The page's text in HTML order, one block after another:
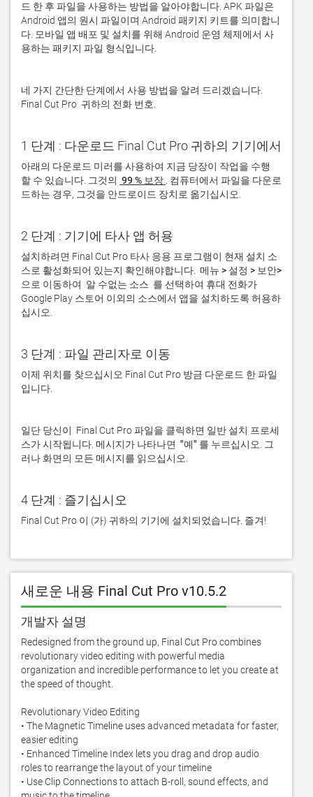
드 한 후 파일을 사용하는 방법을 알아야합니다. APK 파일은
Android 앱의 원시 파일이며 Android 패키지 키트를 의미합니
다. 모바일 앱 배포 및 설치를 위해 Android 운영 체제에서 사
용하는 패키지 파일 형식입니다.
네 가지 간단한 단계에서 사용 방법을 알려 드리겠습니다.
Final Cut Pro  귀하의 전화 번호.
1 단계 : 다운로드 Final Cut Pro 귀하의 기기에서
아래의 다운로드 미러를 사용하여 지금 당장이 작업을 수행
할 수 있습니다. 그것의 99 % 보장
. 컴퓨터에서 파일을 다운로
드하는 경우, 그것을 안드로이드 장치로 옮기십시오.
2 단계 : 기기에 타사 앱 허용
설치하려면 Final Cut Pro 타사 응용 프로그램이 현재 설치 소
스로 활성화되어 있는지 확인해야합니다.
으로 이동하여 알 수없는 소스 를 선택하여 휴대 전화가
Google Play 스토어 이외의 소스에서 앱을 설치하도록 허용하
십시오.
3 단계 : 파일 관리자로 이동
이제 위치를 찾으십시오 Final Cut Pro 방금 다운로드 한 파일
입니다.
일단 당신이  Final Cut Pro 파일을 클릭하면 일반 설치 프로세
스가 시작됩니다. 메시지가 나타나면 "예" 를 누르십시오. 그
러나 화면의 모든 메시지를 읽으십시오.
4 단계 : 즐기십시오
Final Cut Pro 이 (가) 귀하의 기기에 설치되었습니다. 즐겨!
새로운 내용 Final Cut Pro v10.5.2
개발자 설명
Redesigned from the ground up, Final Cut Pro combines
revolutionary video editing with powerful media
organization and incredible performance to let you create at
the speed of thought.
Revolutionary Video Editing
• The Magnetic Timeline uses advanced metadata for faster,
easier editing
• Enhanced Timeline Index lets you drag and drop audio
roles to rearrange the layout of your timeline
• Use Clip Connections to attach B-roll, sound effects, and